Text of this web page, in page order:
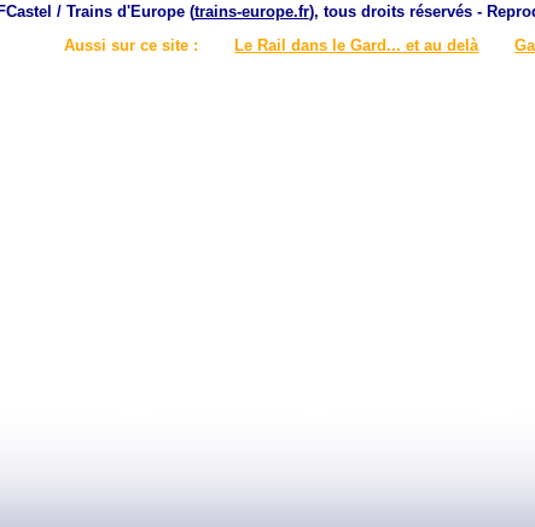
/ Trains d'Europe (trains-europe.fr), tous droits réservés -
Aussi sur ce site :
Le Rail dans le Gard... et au delà